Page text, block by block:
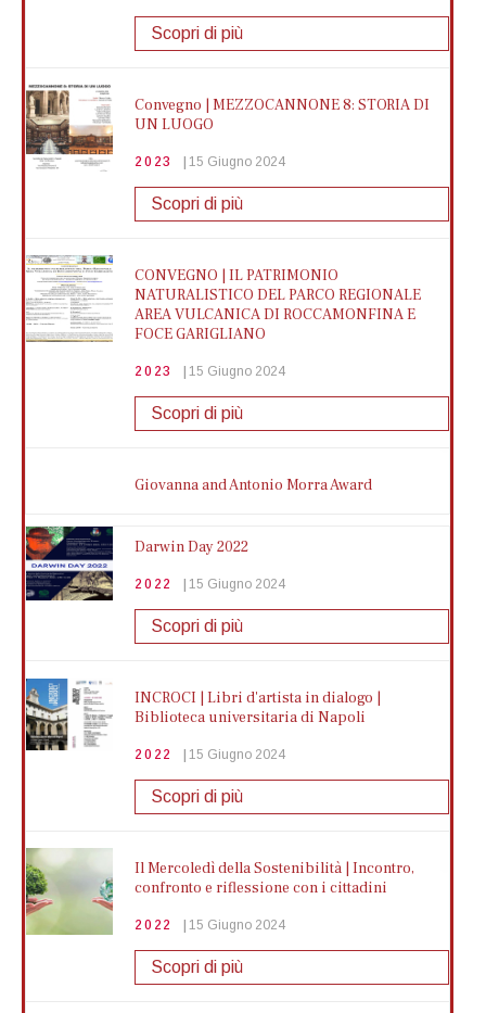
Giro Giro Napoli !
Mostra di più
Cos'è l'Ambiente? Scopriamolo in
Biblioteca
Mostra di più
1° Corso di riconoscimento dei licheni
2025 06 Settembre 2025
fiume Savone
2025 04 Settembre 2025
Mostra di più
Corso di Perfezionamento in Igiene
Alimentare, Nutrizione e Benessere
2025 13 Giugno 2025
Mostra di più
Ragno violino: conosciamolo meglio
Mostra di più
2024 15 Giugno 2024
Scaffali come segmenti di storia
15 Giugno 2024
Scopri di più
Scopri di più
Convegno | MEZZOCANNONE 8: STORIA DI
UN LUOGO
2023 15 Giugno 2024
Scopri di più
CONVEGNO | IL PATRIMONIO
NATURALISTICO DEL PARCO REGIONALE
AREA VULCANICA DI ROCCAMONFINA E
FOCE GARIGLIANO
2023 15 Giugno 2024
Scopri di più
Giovanna and Antonio Morra Award
Darwin Day 2022
2022 15 Giugno 2024
Scopri di più
INCROCI | Libri d'artista in dialogo |
Biblioteca universitaria di Napoli
2022 15 Giugno 2024
Scopri di più
Il Mercoledì della Sostenibilità | Incontro,
confronto e riflessione con i cittadini
2022 15 Giugno 2024
Scopri di più